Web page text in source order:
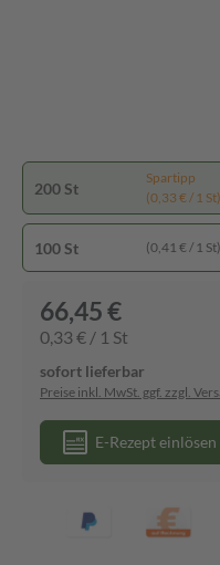
200 St
Spartipp
(0,33 € / 1 St)
100 St (0,41 € / 1 St)
66,45 €
0,33 € / 1 St
sofort lieferbar
Preise inkl. MwSt. ggf. zzgl.
E-Rezept einlösen